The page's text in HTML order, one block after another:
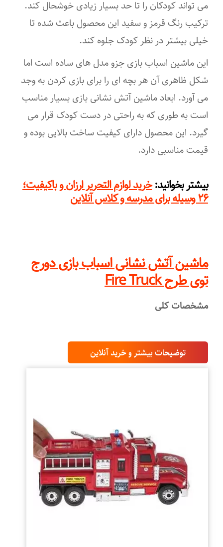
می تواند کودکان را تا حد بسیار زیادی خوشحال کند.
ترکیب رنگ قرمز و سفید این محصول باعث شده تا
خیلی بیشتر در نظر کودک جلوه کند.
این ماشین اسباب بازی جزو مدل های ساده است اما
شکل ظاهری آن هر بچه ای را برای بازی کردن به وجد
می آورد. ابعاد ماشین آتش نشانی بازی بسیار مناسب
است به طوری که به راحتی در دست کودک قرار می
گیرد. این محصول دارای کیفیت ساخت بالایی بوده و
قیمت مناسبی دارد.
بیشتر بخوانید: خرید لوازم التحریر ارزان و باکیفیت؛
۲۶ وسیله برای مدرسه و کلاس‌ آنلاین
ماشین آتش نشانی اسباب بازی دورج
توی طرح Fire Truck
مشخصات کلی
توضیحات بیشتر و خرید آنلاین